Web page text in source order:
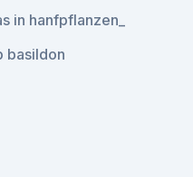
in hanfpflanzen_
basildon